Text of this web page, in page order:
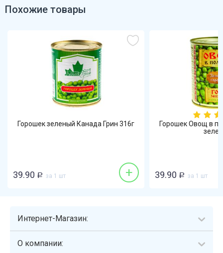
Похожие товары
Горошек зеленый Канада Грин 316г
39.90 Р за 1 шт +
Горошек Овощ в
39.90 Р за 1 шт
Интернет-Магазин:
О компании: